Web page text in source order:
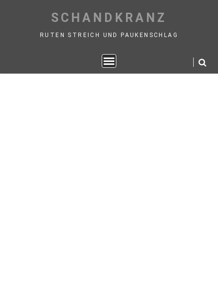
to
SCHANDKRANZ
RUTEN STREICH UND PAUKENSCHLAG